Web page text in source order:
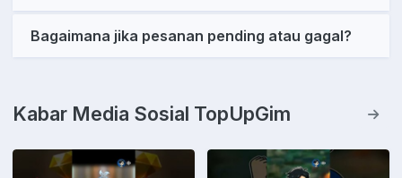
Bagaimana jika pesanan pending atau gagal?
Kabar Media Sosial TopUpGim